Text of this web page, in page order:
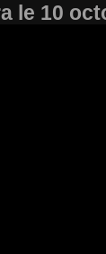
le 10